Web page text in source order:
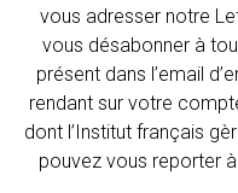
vous adresser notre
vous désabonner à
présent dans l’email
rendant sur votre
dont l’Institut français
pouvez vous reporter